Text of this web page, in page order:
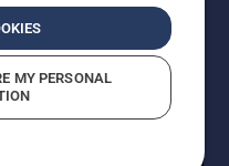
reserved. 表示価格
) です。掲載写真は一部
MY PERSONAL